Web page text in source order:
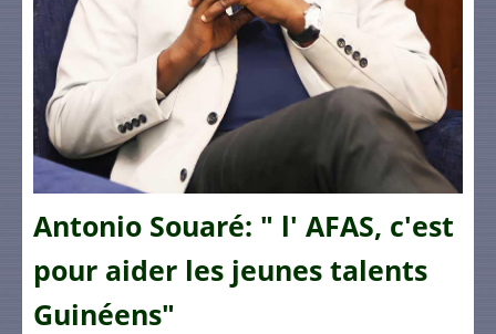
Antonio Souaré: " l' AFAS, c'est
pour aider les jeunes talents
Guinéens"